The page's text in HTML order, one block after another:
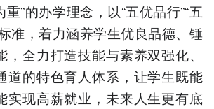
”的办学理念，以“五优品行”“五
准，着力涵养学生优良品德、锤
全力打造技能与素养双强化、
道的特色育人体系，让学生既能
实现高薪就业，未来人生更有底